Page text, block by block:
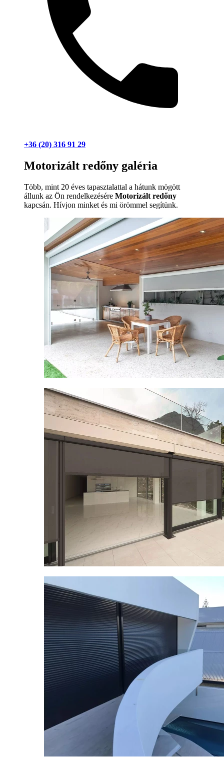
+36 (20) 316 91 29
Motorizált redőny galéria
Több, mint 20 éves tapasztalattal a hátunk mögött
állunk az Ön rendelkezésére Motorizált redőny
kapcsán. Hívjon minket és mi örömmel segítünk.